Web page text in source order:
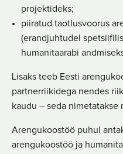
projektideks;
piiratud taotlusvoorus
(erandjuhtudel
humanitaarabi
Lisaks teeb Eesti
partnerriikidega nendes
kaudu – seda
Arengukoostöö puhul
arengukoostöö ja